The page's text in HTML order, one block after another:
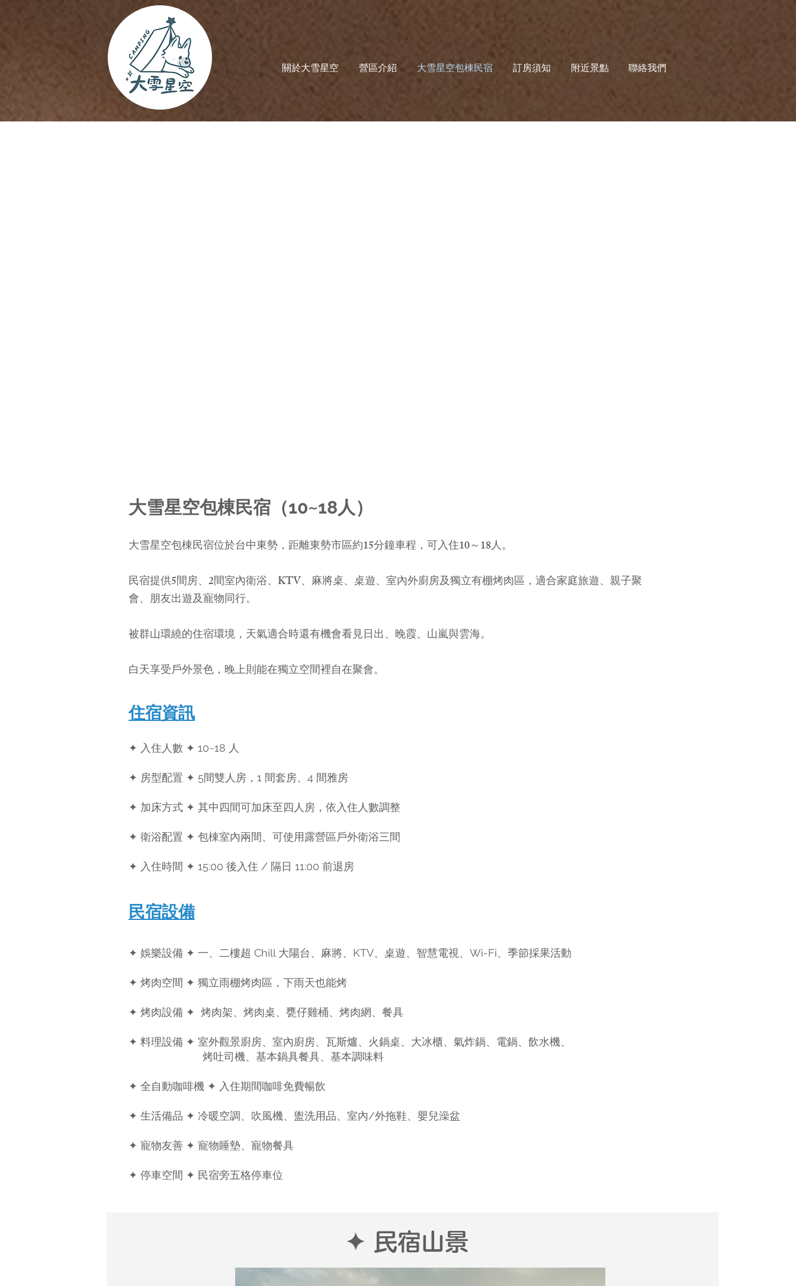
關於大雪星空 營區介紹 大雪星空包棟民宿 訂房須知 附近景點 聯絡我們
大雪星空包棟民宿（10~18人）
大雪星空包棟民宿位於台中東勢，距離東勢市區約15分鐘車程，可入住10～18人。
民宿提供5間房、2間室內衛浴、KTV、麻將桌、桌遊、室內外廚房及獨立有棚烤肉區，適合家庭旅遊、親子聚
會、朋友出遊及寵物同行。
被群山環繞的住宿環境，天氣適合時還有機會看見日出、晚霞、山嵐與雲海。
白天享受戶外景色，晚上則能在獨立空間裡自在聚會。
住宿資訊
✦ 入住人數 ✦ 10~18 人
✦ 房型配置 ✦ 5間雙人房，1 間套房、4 間雅房
✦ 加床方式 ✦ 其中四間可加床至四人房，依入住人數調整
✦ 衛浴配置 ✦ 包棟室內兩間、可使用露營區戶外衛浴三間
✦ 入住時間 ✦ 15:00 後入住 / 隔日 11:00 前退房
​民宿設備
✦ 娛樂設備 ✦ 一、二樓超 Chill 大陽台、麻將、KTV、桌遊、智慧電視、Wi-Fi​、季節採果活動
✦ 烤肉空間 ✦ 獨立雨棚烤肉區，下雨天也能烤
✦ 烤肉設備 ✦ 烤肉架、烤肉桌、甕仔雞桶、烤肉網、餐具
✦ 料理設備 ✦ 室外觀景廚房、室內廚房、瓦斯爐、火鍋桌、大冰櫃、氣炸鍋、電鍋、飲水機、
烤吐司機、基本鍋具餐具、基本調味料
✦ 全自動咖啡機 ✦ 入住期間咖啡免費暢飲
✦ 生活備品 ✦ 冷暖空調、吹風機、盥洗用品、室內/外拖鞋、嬰兒澡盆
✦ 寵物友善 ✦ 寵物睡墊、寵物餐具 ​​
✦ 停車空間 ✦ 民宿旁五格停車位
✦ 民宿山景